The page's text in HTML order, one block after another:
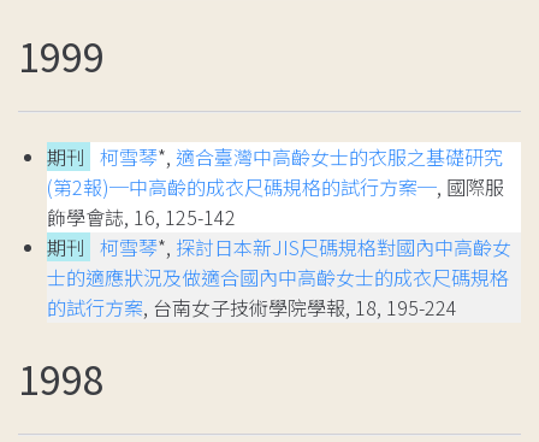
1999
期刊 柯雪琴*, 適合臺灣中高齡女士的衣服之基礎研究
(第2報)─中高齡的成衣尺碼規格的試行方案─, 國際服
飾學會誌, 16, 125-142
期刊 柯雪琴*, 探討日本新JIS尺碼規格對國內中高齡女
士的適應狀況及做適合國內中高齡女士的成衣尺碼規格
的試行方案, 台南女子技術學院學報, 18, 195-224
1998